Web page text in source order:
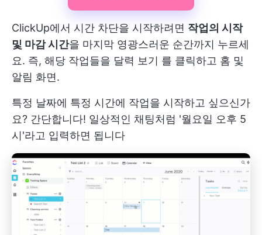
ClickUp에서 시간 차단을 시작하려면 작업의 시작
및 마감 시간을 마지막 영광스러운 순간까지 누르세
요. 즉, 해당 작업들을 달력 보기 를 클릭하고 홈 및
알림 화면.
특정 날짜에 특정 시간에 작업을 시작하고 싶으신가
요? 간단합니다! 일상적인 채팅처럼 '월요일 오후 5
시'라고 입력하면 됩니다